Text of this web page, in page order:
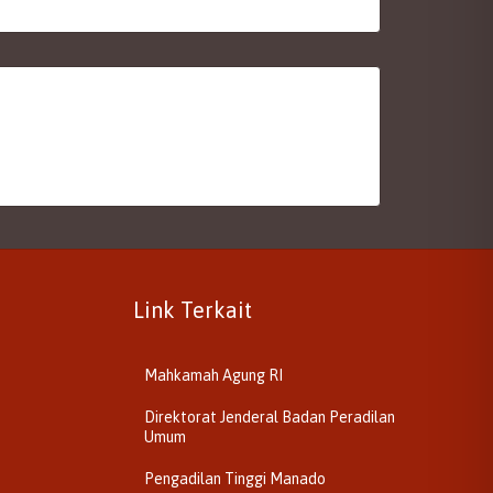
Link Terkait
Mahkamah Agung RI
Direktorat Jenderal Badan Peradilan
Umum
Pengadilan Tinggi Manado